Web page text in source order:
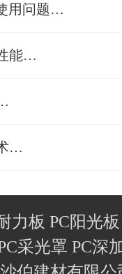
用问题…
能…
…
力板 PC阳光
采光罩 PC深